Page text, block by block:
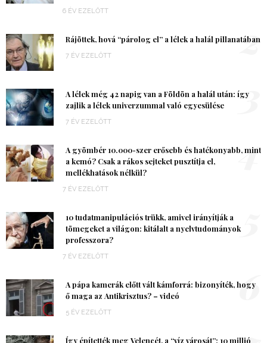
6 ÉV EZELŐTT
Rájöttek, hová “párolog el” a lélek a halál pillanatában
7 ÉV EZELŐTT 2
A lélek még 42 napig van a Földön a halál után: így
zajlik a lélek univerzummal való egyesülése
7 ÉV EZELŐTT
3
A gyömbér 10.000-szer erősebb és hatékonyabb, mint
a kemó? Csak a rákos sejteket pusztítja el,
mellékhatások nélkül?
7 ÉV EZELŐTT
4
10 tudatmanipulációs trükk, amivel irányítják a
tömegeket a világon: kitálalt a nyelvtudományok
professzora?
7 ÉV EZELŐTT
A pápa kamerák előtt vált kámforrá: bizonyíték, hogy
ő maga az Antikrisztus? – videó
5 ÉV EZELŐTT
6
Így építették meg Velencét, a “víz városát”: 10 millió